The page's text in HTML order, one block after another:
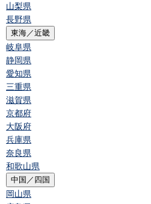
山梨県
長野県
東海／近畿
岐阜県
静岡県
愛知県
三重県
滋賀県
京都府
大阪府
兵庫県
奈良県
和歌山県
中国／四国
岡山県